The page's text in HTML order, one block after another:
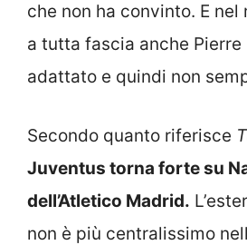
che non ha convinto. E
a tutta fascia anche Pierre
adattato e quindi non
Secondo quanto riferisce
Juventus torna forte su
dell’Atletico Madrid.
non è più centralissimo